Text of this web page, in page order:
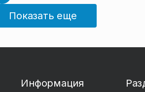
Показать еще
Информация